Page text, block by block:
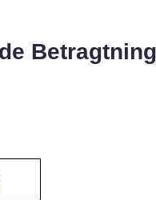
Betragtning